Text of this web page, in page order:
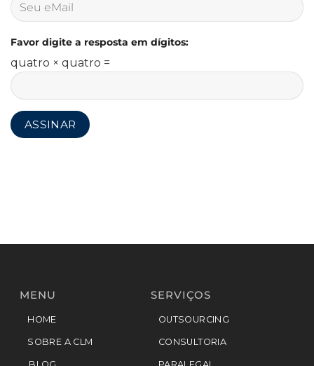
Favor digite a resposta em dígitos:
quatro × quatro =
MENU
HOME
SOBRE A CLM
SERVIÇOS
OUTSOURCING
CONSULTORIA